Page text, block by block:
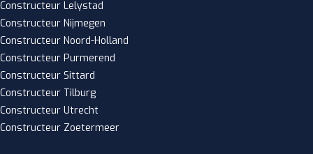
Constructeur Lelystad
Constructeur Nijmegen
Constructeur Noord-Holland
Constructeur Purmerend
Constructeur Sittard
Constructeur Tilburg
Constructeur Utrecht
Constructeur Zoetermeer